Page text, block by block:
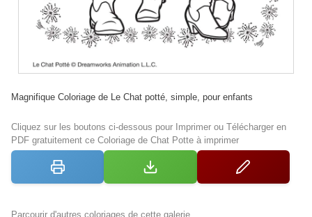
Magnifique Coloriage de Le Chat potté, simple, pour enfants
Cliquez sur les boutons ci-dessous pour Imprimer ou Télécharger en
PDF gratuitement ce Coloriage de Chat Potte à imprimer
Parcourir d'autres coloriages de cette galerie